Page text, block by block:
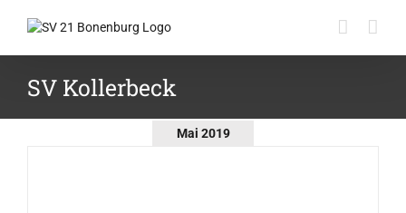
Inhalt
SV Kollerbeck
Mai 2019